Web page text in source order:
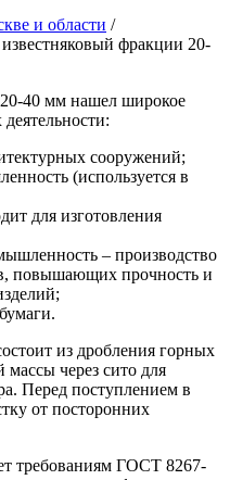
и области /
фракции 20-
40 мм нашел широкое
сооружений;
(используется в
для изготовления
– производство
повышающих прочность и
из дробления горных
через сито для
Перед поступлением в
от посторонних
требованиям ГОСТ 8267-